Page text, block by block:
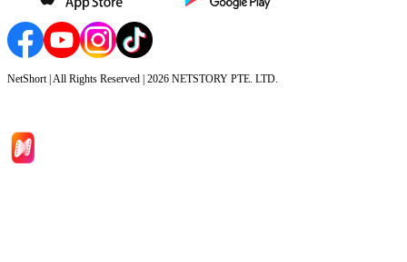
NetShort | All Rights Reserved | 2026 NETSTORY PTE. LTD.